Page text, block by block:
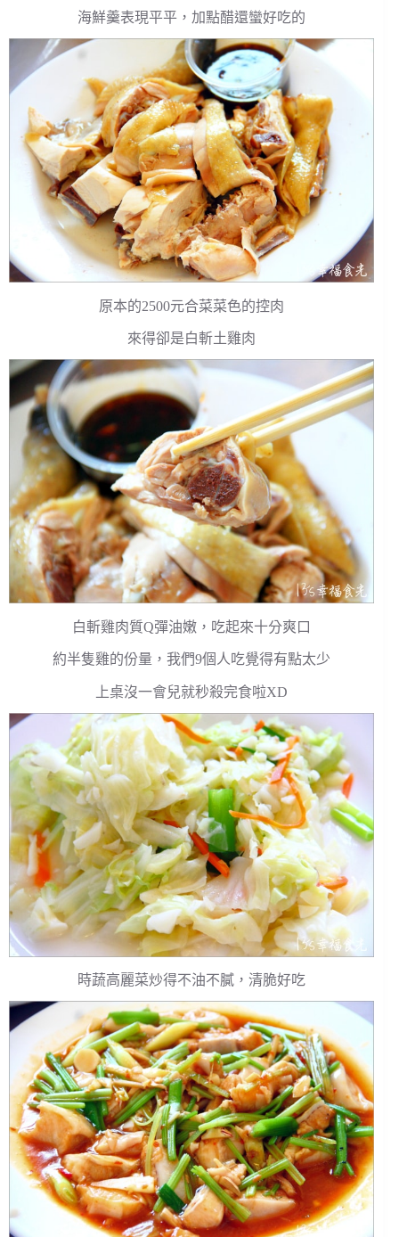
海鮮羹表現平平，加點醋還蠻好吃的
原本的2500元合菜菜色的控肉
來得卻是白斬土雞肉
白斬雞肉質Q彈油嫩，吃起來十分爽口
約半隻雞的份量，我們9個人吃覺得有點太少
上桌沒一會兒就秒殺完食啦XD
時蔬高麗菜炒得不油不膩，清脆好吃